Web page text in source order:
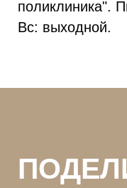
поликлиника".
Вс: выходной.